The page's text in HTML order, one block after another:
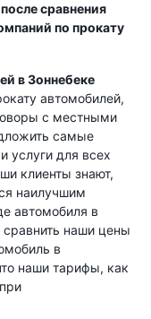
сравнения
по прокату
вЗоннебеке
автомобилей,
с местными
самые
услуги для всех
клиенты знают,
наилучшим
автомобиля в
наши цены
в
наши тарифы, как